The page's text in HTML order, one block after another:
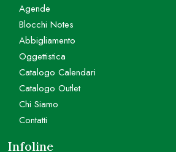
Agende
Blocchi Notes
Abbigliamento
Oggettistica
Catalogo Calendari
Catalogo Outlet
Chi Siamo
Contatti
Infoline